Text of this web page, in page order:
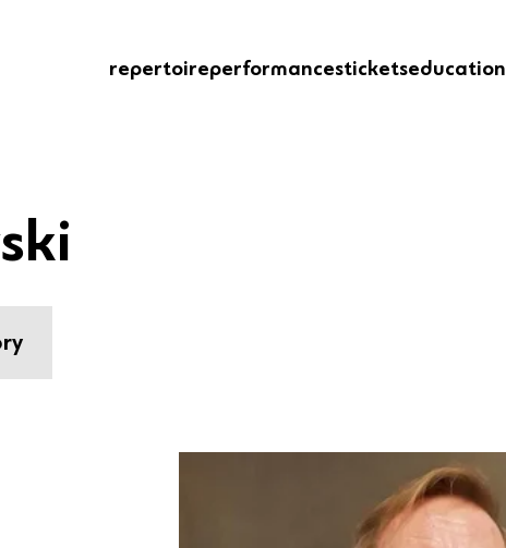
repertoireperformancesticketseducation